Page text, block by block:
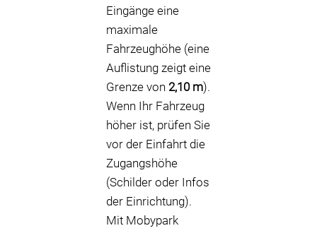
Eingänge eine
maximale
Fahrzeughöhe (eine
Auflistung zeigt eine
Grenze von 2,10 m).
Wenn Ihr Fahrzeug
höher ist, prüfen Sie
vor der Einfahrt die
Zugangshöhe
(Schilder oder Infos
der Einrichtung).
Mit Mobypark